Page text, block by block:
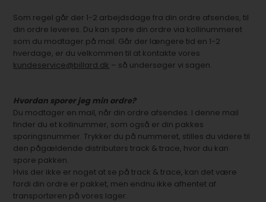
Som regel går der 1-2 arbejdsdage fra din ordre afsendes, til
din ordre leveres. Du kan spore din ordre via kollinummeret
som du modtager på mail. Går der længere tid en 1-2
hverdage, er du velkommen til at kontakte vores
kundeservice@billard.dk – så undersøger vi sagen.
Hvordan sporer jeg min ordre?
Du modtager en mail, når din ordre afsendes. I denne mail
finder du et kollinummer, som også er din pakkes
sporingsnummer. Trykker du på nummeret, stilles du videre til
den pågældende distributørs track & trace, hvor du kan
spore pakken.
Hvis der ikke er noget at se på track & trace, kan det være
fordi din ordre er pakket, men endnu ikke afhentet af
transportøren på vores lager.